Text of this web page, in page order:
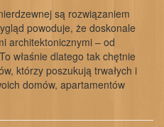
są rozwiązaniem
powoduje, że doskonale
architektonicznymi – od
właśnie dlatego tak chętnie
którzy poszukują trwałych i
domów, apartamentów